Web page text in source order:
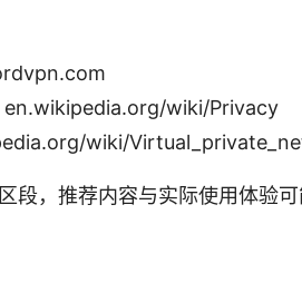
en.wikipedia.org/wiki/Privacy
wiki/
段，推荐内容与实际使用体验